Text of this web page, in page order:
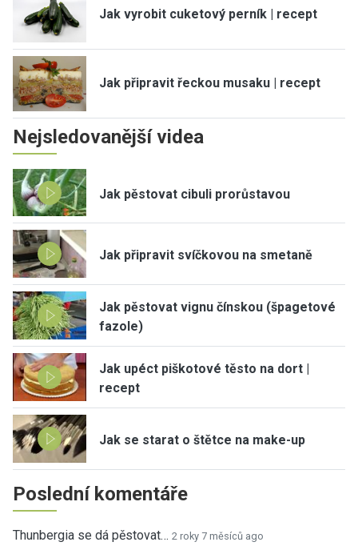
Jak vyrobit cuketový perník | recept
Jak připravit řeckou musaku | recept
Nejsledovanější videa
Jak pěstovat cibuli prorůstavou
Jak připravit svíčkovou na smetaně
Jak pěstovat vignu čínskou (špagetové
fazole)
Jak upéct piškotové těsto na dort |
recept
Jak se starat o štětce na make-up
Poslední komentáře
Thunbergia se dá pěstovat… 2 roky 7 měsíců ago